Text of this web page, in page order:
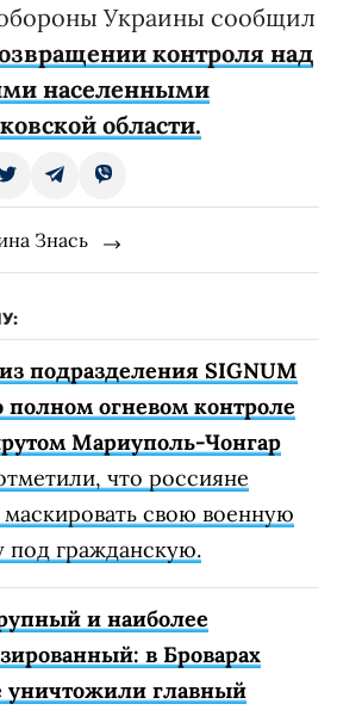
Украины сообщил
контроля над
населенными
области.
Знась
подразделения SIGNUM
полном огневом контроле
Мариуполь-Чонгар
что россияне
свою военную
под гражданскую.
и наиболее
в Броварах
уничтожили главный